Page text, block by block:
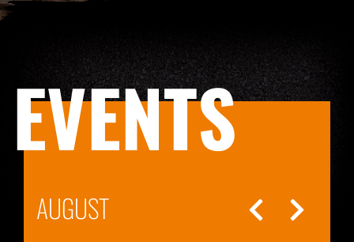
EVENTS
AUGUST